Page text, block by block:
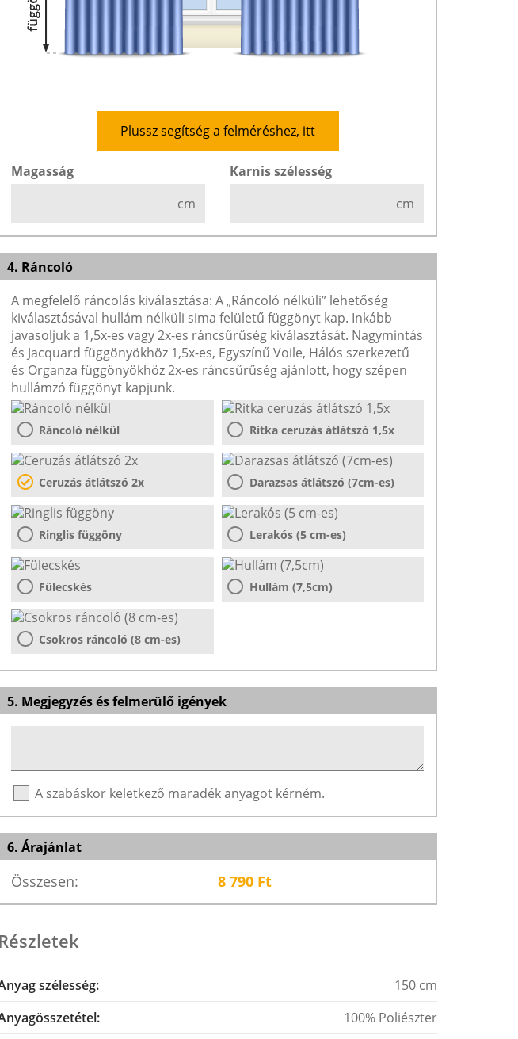
Plussz segítség a felméréshez, itt
Magasság
cm
Karnis szélesség
cm
4. Ráncoló
A megfelelő ráncolás kiválasztása: A „Ráncoló nélküli” lehetőség
kiválasztásával hullám nélküli sima felületű függönyt kap. Inkább
javasoljuk a 1,5x-es vagy 2x-es ráncsűrűség kiválasztását. Nagymintás
és Jacquard függönyökhöz 1,5x-es, Egyszínű Voile, Hálós szerkezetű
és Organza függönyökhöz 2x-es ráncsűrűség ajánlott, hogy szépen
hullámzó függönyt kapjunk.
Ráncoló nélkül Ritka ceruzás átlátszó 1,5x
Ceruzás átlátszó 2x Darazsas átlátszó (7cm-es)
Ringlis függöny Lerakós (5 cm-es)
Fülecskés Hullám (7,5cm)
Csokros ráncoló (8 cm-es)
5. Megjegyzés és felmerülő igények
A szabáskor keletkező maradék anyagot kérném.
6. Árajánlat
Összesen: 8 790Ft
Részletek
szélesség:
150 cm
100% Poliészter